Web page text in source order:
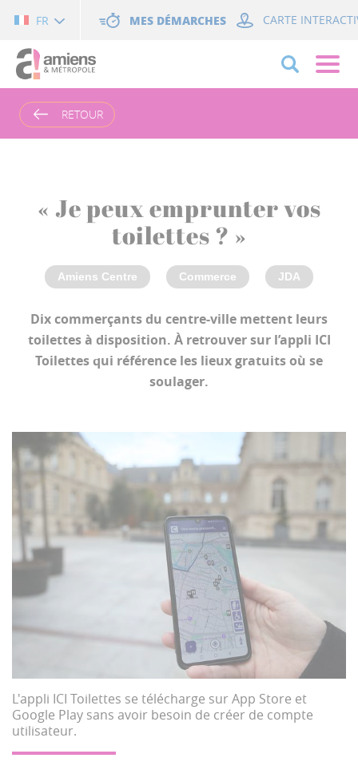
FR MES DÉMARCHES CARTE
RETOUR
« Je peux emprunter vos
toilettes ? »
Amiens Centre Commerce JDA
Dix commerçants du centre-ville mettent leurs
toilettes à disposition. À retrouver sur l’appli ICI
Toilettes qui référence les lieux gratuits où se
soulager.
L'appli ICI Toilettes se télécharge sur App Store et
Google Play sans avoir besoin de créer de compte
utilisateur.